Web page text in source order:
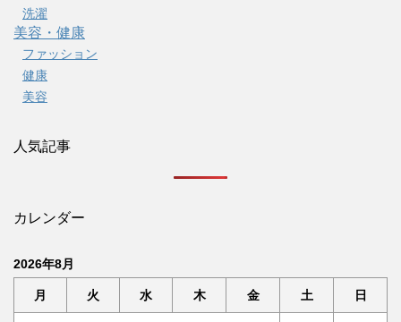
洗濯
美容・健康
ファッション
健康
美容
人気記事
カレンダー
2026年8月
月 火 水 木 金 土 日